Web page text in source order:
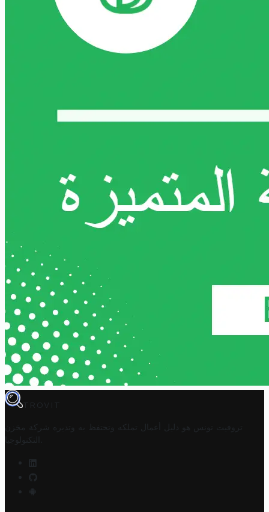
TROVIT
تروفيت تونس هو دليل أعمال تملكه وتحتفظ به وتديره
شركة مخزن
التكنولوجيا